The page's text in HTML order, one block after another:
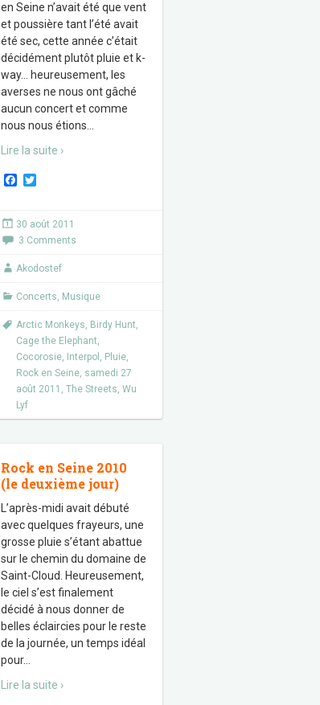
en Seine n’avait été que vent
et poussière tant l’été avait
été sec, cette année c’était
décidément plutôt pluie et k-
way… heureusement, les
averses ne nous ont gâché
aucun concert et comme
nous nous étions
Lire la suite ›
F
e
b
o
k
t
e
30 août 2011
3 Comments
Akodostef
Concerts, Musique
Arctic Monkeys, Birdy Hunt,
Cage the Elephant,
Cocorosie, Interpol , Pluie,
Rock en Seine, samedi 27
août 2011 , The Streets, Wu
Lyf
Rock en Seine 2010
(le deuxième jour)
L’après-midi avait débuté
avec quelques frayeurs, une
grosse pluie s’étant abattue
sur le chemin du domaine de
Saint-Cloud. Heureusement,
le ciel s’est finalement
décidé à nous donner de
belles éclaircies pour le reste
de la journée, un temps idéal
pour…
Lire la suite ›